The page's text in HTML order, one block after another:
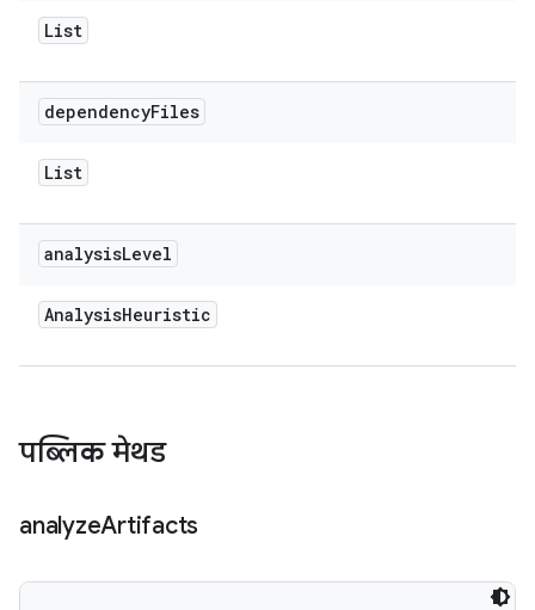
List
dependencyFiles
List
analysisLevel
AnalysisHeuristic
पब्लिक मेथड
analyzeArtifacts